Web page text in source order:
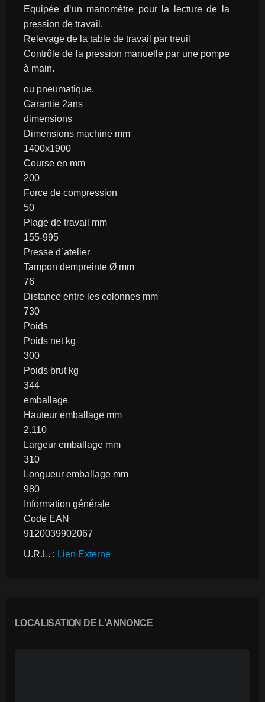
Equipée d‘un manomètre pour la lecture de la
pression de travail.
Relevage de la table de travail par treuil
Contrôle de la pression manuelle par une pompe
à main.
ou pneumatique.
Garantie 2ans
dimensions
Dimensions machine mm
1400x1900
Course en mm
200
Force de compression
50
Plage de travail mm
155-995
Presse d´atelier
Tampon dempreinte Ø mm
76
Distance entre les colonnes mm
730
Poids
Poids net kg
300
Poids brut kg
344
emballage
Hauteur emballage mm
2.110
Largeur emballage mm
310
Longueur emballage mm
980
Information générale
Code EAN
9120039902067
U.R.L. : Lien Externe
LOCALISATION DE L'ANNONCE